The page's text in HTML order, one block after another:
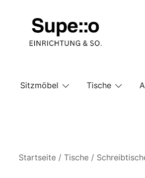
Sitzmöbel
Tische
Startseite / Tische /